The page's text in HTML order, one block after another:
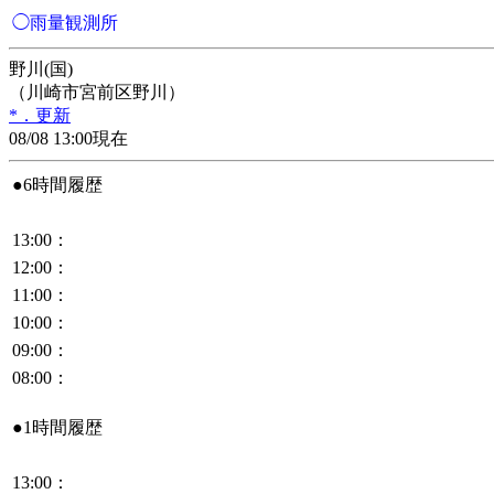
◯雨量観測所
野川(国)
（川崎市宮前区野川）
*．更新
08/08 13:00現在
●6時間履歴
13:00：
12:00：
11:00：
10:00：
09:00：
08:00：
●1時間履歴
13:00：